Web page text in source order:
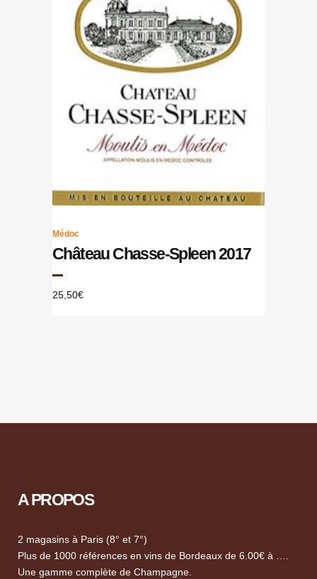
Médoc
Château Chasse-Spleen 2017
25,50€
A PROPOS
2 magasins à Paris (8° et 7°)
Plus de 1000 références en vins de Bordeaux de 6.00€ à ….
Une gamme complète de Champagne.